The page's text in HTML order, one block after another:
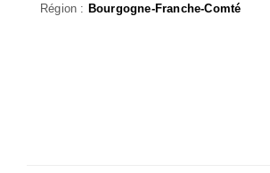
Région : Bourgogne-Franche-Comté